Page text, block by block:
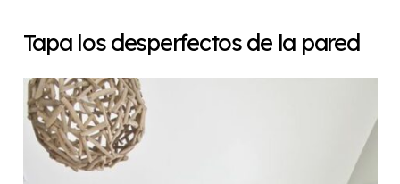
Tapa los desperfectos de la pared